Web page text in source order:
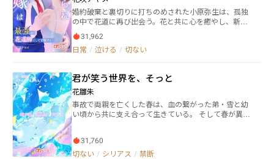
みてあげるから家においで」と声をかけられた。まる
で夢のような誘いに、私は喜んで彼の元へ身を寄せる
ことになったのだが―― ※途中まで鬱展開続きます（注
意）
婚約破棄と裏切りに打ちのめされた小原弥生は、孤独
の中で花道に再び出会う。花と共に心を癒やし、新た
な人生を歩み始めた彼女の前に現れたのは、冷徹だが
優しさを秘めた御門司。過去の傷に怯えながらも、彼
女は運命の歯車に巻き込まれ、再生と恋の物語が静か
31,962
日常 / 泣ける / 切ない
君が笑う世界を、そっと
花雛朱
事故で両親を亡くした春は、血の繋がった弟・雪と幼
い頃から共に支え合って生きている。 そして春が異性
春が、想い人のために成長していく、友情あり家族愛
ありの切ない悲恋物語。
31,760
切ない / シリアス / 禁断